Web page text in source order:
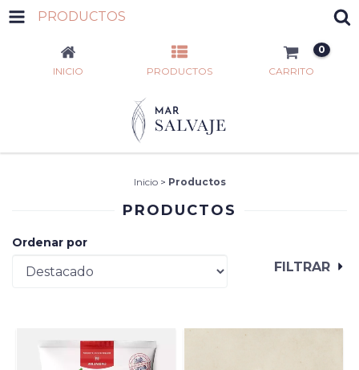
PRODUCTOS
INICIO PRODUCTOS CARRITO
0
Inicio > Productos
PRODUCTOS
Ordenar por
FILTRAR